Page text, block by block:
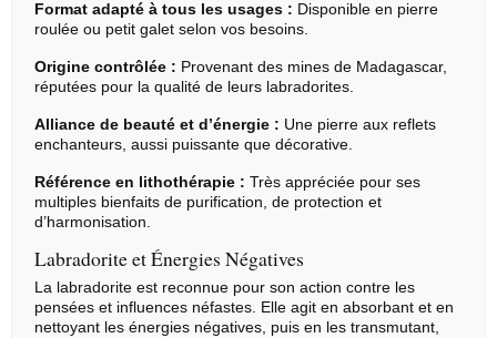
Format adapté à tous les usages : Disponible en pierre
roulée ou petit galet selon vos besoins.
Origine contrôlée : Provenant des mines de Madagascar,
réputées pour la qualité de leurs labradorites.
Alliance de beauté et d’énergie : Une pierre aux reflets
enchanteurs, aussi puissante que décorative.
Référence en lithothérapie : Très appréciée pour ses
multiples bienfaits de purification, de protection et
d’harmonisation.
Labradorite et Énergies Négatives
La labradorite est reconnue pour son action contre les
pensées et influences néfastes. Elle agit en absorbant et en
nettoyant les énergies négatives, puis en les transmutant,